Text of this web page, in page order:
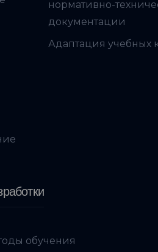
нормативно-
документации
Адаптация учебных
обучения